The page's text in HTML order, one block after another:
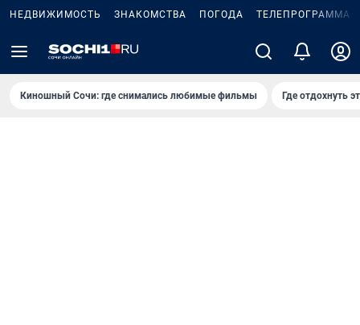
НЕДВИЖИМОСТЬ ЗНАКОМСТВА ПОГОДА ТЕЛЕПРОГРАММА
Киношный Сочи: где снимались любимые фильмы Где отдохнуть